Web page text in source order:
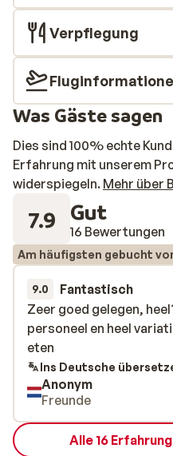
Verpflegung
Was Gäste sagen
Dies sind 100% echte
Erfahrung mit unserem
widerspiegeln. Mehr über
7.9 Gut
16 Bewertungen
Am häufigsten gebucht
9.0 Fantastisch
Zeer goed gelegen,
personeel en heel
eten
Zeer goed gelegen,
personeel en heel
eten
Ins Deutsche
Anonym
Freunde
Alle 16